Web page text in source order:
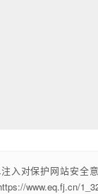
入对保护网站安全
www.eq.fj.cn/